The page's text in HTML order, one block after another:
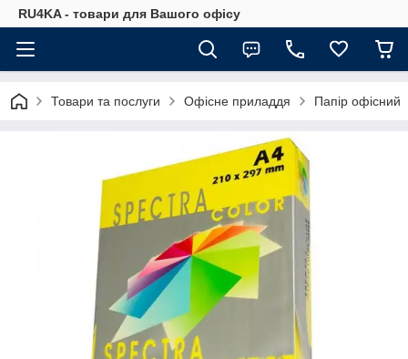
RU4KA - товари для Вашого офісу
Товари та послуги Офісне приладдя Папір офісний